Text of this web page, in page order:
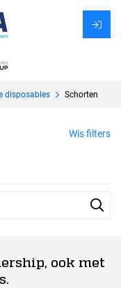
disposables Schorten
Wis filters
ook met